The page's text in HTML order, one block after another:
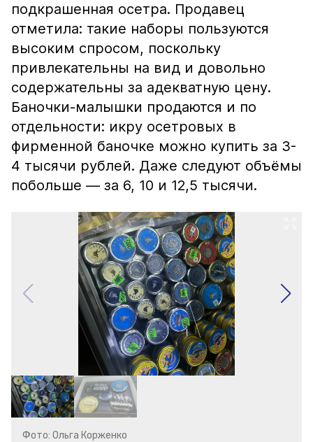
подкрашенная осетра. Продавец
отметила: такие наборы пользуются
высоким спросом, поскольку
привлекательны на вид и довольно
содержательны за адекватную цену.
Баночки-малышки продаются и по
отдельности: икру осетровых в
фирменной баночке можно купить за 3-
4 тысячи рублей. Даже следуют объёмы
побольше — за 6, 10 и 12,5 тысячи.
Фото: Ольга Корженко